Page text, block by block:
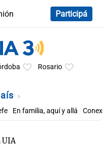
Participá
Rosario
En familia, aquí y allá
UIA